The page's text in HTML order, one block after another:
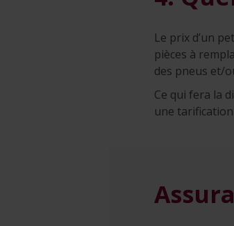
Le prix d’un
pièces à
des pneus et/
Ce qui fera la
une